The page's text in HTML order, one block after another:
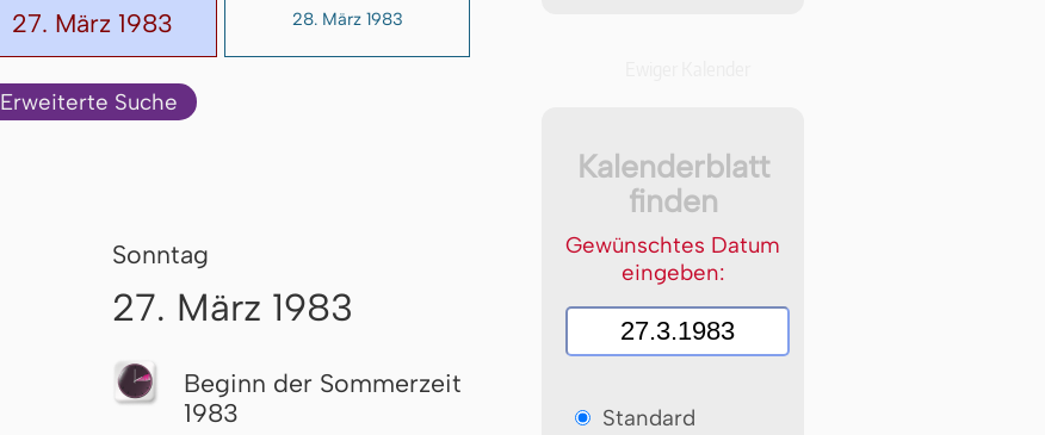
27. März 1983 28. März 1983
Erweiterte Suche
Sonntag
27. März 1983
Beginn der Sommerzeit
1983
Kalenderblatt
finden
Gewünschtes Datum
eingeben:
Standard